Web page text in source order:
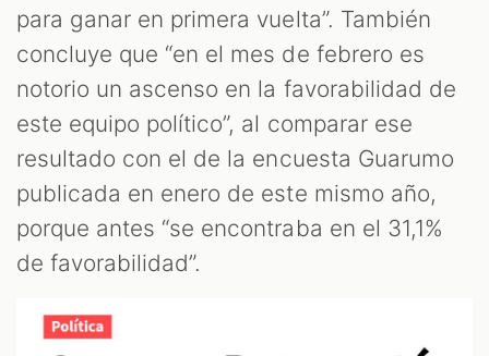
para ganar en primera vuelta”. También
concluye que “en el mes de febrero es
notorio un ascenso en la favorabilidad de
este equipo político”, al comparar ese
resultado con el de la encuesta Guarumo
publicada en enero de este mismo año,
porque antes “se encontraba en el 31,1%
de favorabilidad”.